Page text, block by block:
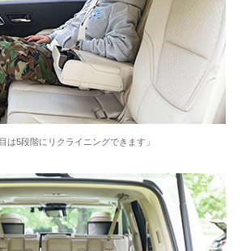
目は5段階にリクライニングできます」